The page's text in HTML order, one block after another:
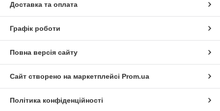
Доставка та оплата
Графік роботи
Повна версія сайту
Сайт створено на маркетплейсі Prom.ua
Політика конфіденційності